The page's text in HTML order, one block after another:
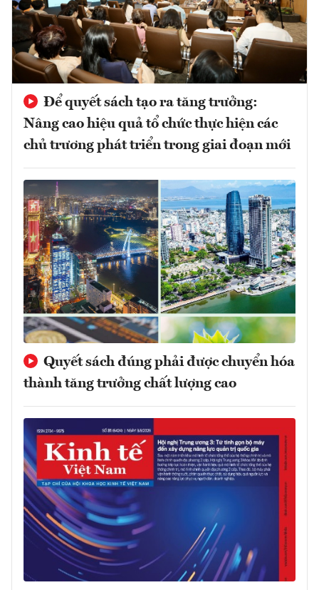
Để quyết sách tạo ra tăng trưởng:
Nâng cao hiệu quả tổ chức thực hiện các
chủ trương phát triển trong giai đoạn mới
Quyết sách đúng phải được chuyển hóa
thành tăng trưởng chất lượng cao